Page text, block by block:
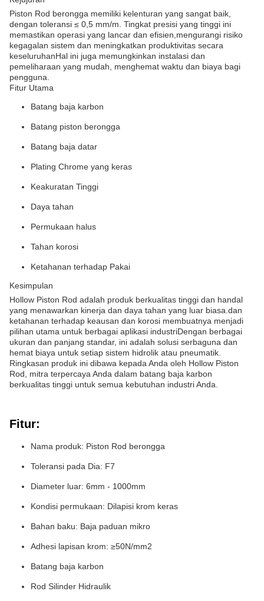
Piston Rod berongga memiliki kelenturan yang sangat baik,
dengan toleransi ≤ 0,5 mm/m. Tingkat presisi yang tinggi ini
memastikan operasi yang lancar dan efisien,mengurangi risiko
kegagalan sistem dan meningkatkan produktivitas secara
keseluruhanHal ini juga memungkinkan instalasi dan
pemeliharaan yang mudah, menghemat waktu dan biaya bagi
pengguna.
Fitur Utama
Batang baja karbon
Batang piston berongga
Batang baja datar
Plating Chrome yang keras
Keakuratan Tinggi
Daya tahan
Permukaan halus
Tahan korosi
Ketahanan terhadap Pakai
Kesimpulan
Hollow Piston Rod adalah produk berkualitas tinggi dan handal
yang menawarkan kinerja dan daya tahan yang luar biasa.dan
ketahanan terhadap keausan dan korosi membuatnya menjadi
pilihan utama untuk berbagai aplikasi industriDengan berbagai
ukuran dan panjang standar, ini adalah solusi serbaguna dan
hemat biaya untuk setiap sistem hidrolik atau pneumatik.
Ringkasan produk ini dibawa kepada Anda oleh Hollow Piston
Rod, mitra terpercaya Anda dalam batang baja karbon
berkualitas tinggi untuk semua kebutuhan industri Anda.
Fitur:
Nama produk: Piston Rod berongga
Toleransi pada Dia: F7
Diameter luar: 6mm - 1000mm
Kondisi permukaan: Dilapisi krom keras
Bahan baku: Baja paduan mikro
Adhesi lapisan krom: ≥50N/mm2
Batang baja karbon
Rod Silinder Hidraulik